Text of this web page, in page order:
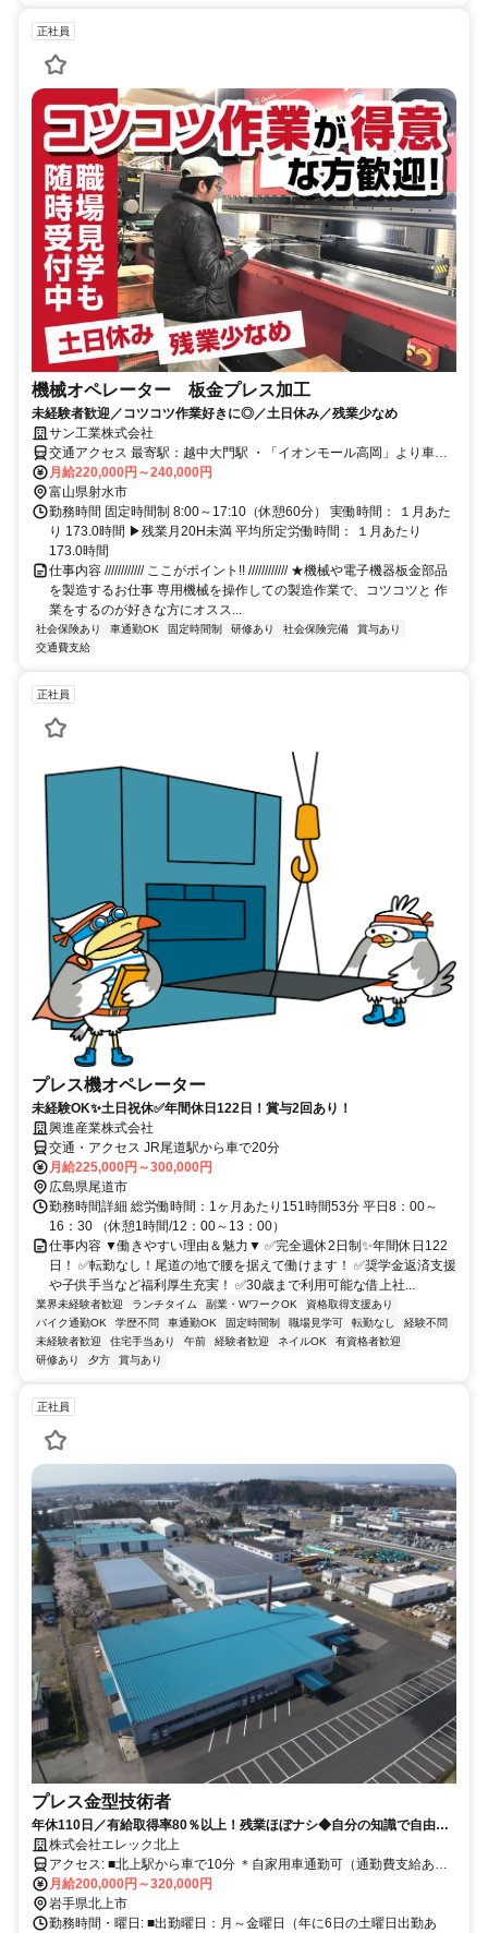
正社員
機械オペレーター 板金プレス加工
未経験者歓迎／コツコツ作業好きに◎／土日休み／残業少なめ
サン工業株式会社
交通アクセス 最寄駅：越中大門駅 ・「イオンモール高岡」より車で
約5分 ・あいの風とやま鉄道「越中大門駅」より車で約3分 ・JR西日
本城端駅「二塚駅」より車で約8分 ・あいの風とやま鉄道「高岡駅」
より車で約11分 ・「小杉インター」より車で約11分
月給220,000円～240,000円
富山県射水市
勤務時間 固定時間制 8:00～17:10（休憩60分） 実働時間： １月あた
り 173.0時間 ▶残業月20H未満 平均所定労働時間： １月あたり
173.0時間
仕事内容 //////////// ここがポイント!! //////////// ★機械や電子機器板金部品
を製造するお仕事 専用機械を操作しての製造作業で、コツコツと 作
業をするのが好きな方にオスス...
社会保険あり 車通勤OK 固定時間制 研修あり 社会保険完備
賞与あり
交通費支給
正社員
プレス機オペレーター
未経験OK✨土日祝休✅年間休日122日！賞与2回あり！
興進産業株式会社
交通・アクセス JR尾道駅から車で20分
月給225,000円～300,000円
広島県尾道市
勤務時間詳細 総労働時間：1ヶ月あたり151時間53分 平日8：00～
16：30 （休憩1時間/12：00～13：00）
仕事内容 ▼働きやすい理由＆魅力▼ ✅完全週休2日制✨年間休日122
日！ ✅転勤なし！尾道の地で腰を据えて働けます！ ✅奨学金返済支援
や子供手当など福利厚生充実！ ✅30歳まで利用可能な借上社...
業界未経験者歓迎 ランチタイム 副業・WワークOK
資格取得支援あり
バイク通勤OK
学歴不問 車通勤OK 固定時間制 職場見学可 転勤なし
経験不問
未経験者歓迎
住宅手当あり 午前 経験者歓迎 ネイルOK
有資格者歓迎
研修あり
夕方 賞与あり
正社員
プレス金型技術者
年休110日／有給取得率80％以上！残業ほぼナシ◆自分の知識で自由に
やれる一気通貫のポジション！集中できる静かな設計室◆将来のリーダ
ー・管理職候補（実務経験者・または強い興味のある方）
株式会社エレック北上
アクセス: ■北上駅から車で10分 ＊自家用車通勤可（通勤費支給あ
り）
月給200,000円～320,000円
岩手県北上市
勤務時間・曜日: ■出勤曜日：月～金曜日（年に6日の土曜日出勤あ